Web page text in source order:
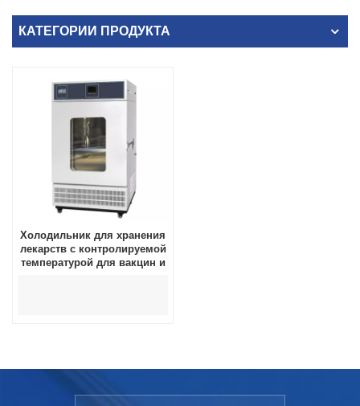
КАТЕГОРИИ ПРОДУКТА
Холодильник для хранения
лекарств с контролируемой
температурой для вакцин и